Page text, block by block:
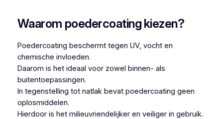
Waarom poedercoating kiezen?
Poedercoating beschermt tegen UV, vocht en
chemische invloeden.
Daarom is het ideaal voor zowel binnen- als
buitentoepassingen.
In tegenstelling tot natlak bevat poedercoating geen
oplosmiddelen.
Hierdoor is het milieuvriendelijker en veiliger in gebruik.